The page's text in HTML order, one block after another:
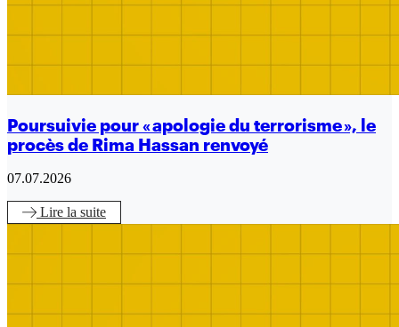
Poursuivie pour « apologie du terrorisme », le
procès de Rima Hassan renvoyé
07.07.2026
Lire la suite